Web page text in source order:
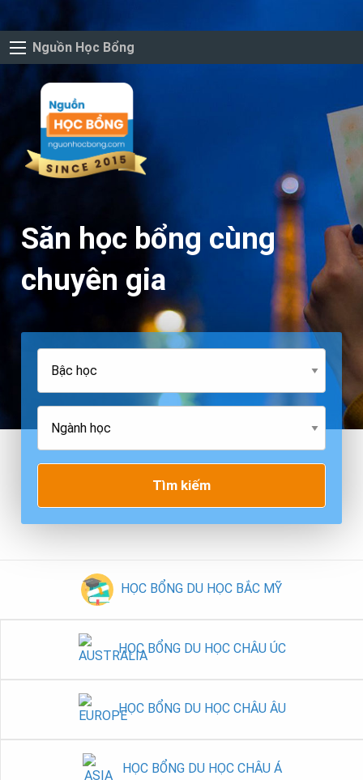
Nguồn Học Bổng
Săn học bổng cùng
chuyên gia
Tìm kiếm
HỌC BỔNG DU HỌC BẮC MỸ
HỌC BỔNG DU HỌC CHÂU ÚC
HỌC BỔNG DU HỌC CHÂU ÂU
HỌC BỔNG DU HỌC CHÂU Á